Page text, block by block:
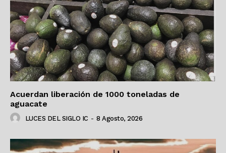
Acuerdan liberación de 1000 toneladas de
aguacate
LUCES DEL SIGLO IC - 8 Agosto, 2026